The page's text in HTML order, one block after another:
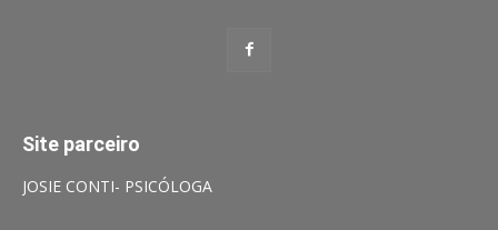
Site parceiro
JOSIE CONTI- PSICÓLOGA